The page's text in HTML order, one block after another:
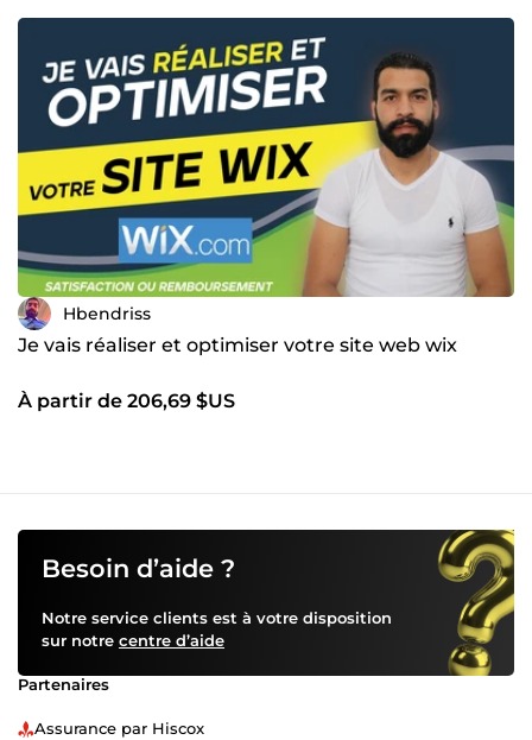
Hbendriss
Je vais réaliser et optimiser votre site web wix
À partir de 206,69 $US
Besoin d’aide ?
Notre service clients est à votre disposition
sur notre centre d’aide
Partenaires
Assurance par Hiscox